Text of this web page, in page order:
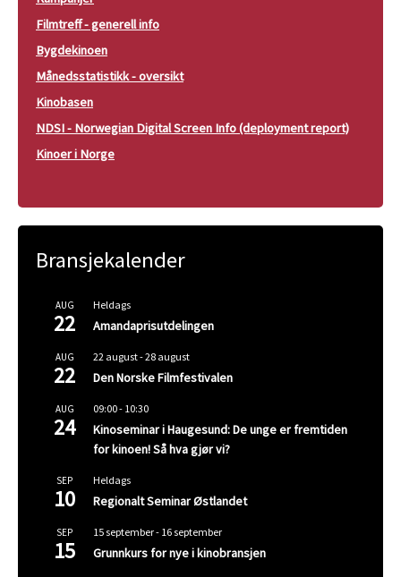
Filmtreff - generell info
Bygdekinoen
Månedsstatistikk - oversikt
Kinobasen
NDSI - Norwegian Digital Screen Info (deployment report)
Kinoer i Norge
Bransjekalender
AUG
22
Heldags
Amandaprisutdelingen
AUG
22
22 august-28 august
Den Norske Filmfestivalen
AUG
24
09:00- 10:30
Kinoseminar i Haugesund: De unge er fremtiden
for kinoen! Så hva gjør vi?
SEP
10
Heldags
Regionalt Seminar Østlandet
SEP
15
15 september- 16 september
Grunnkurs for nye i kinobransjen